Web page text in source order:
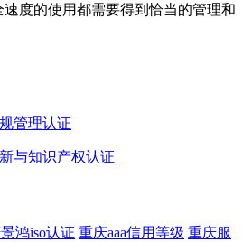
度的使用都需要得到恰当的管理和
管理认证
与知识产权认证
鸿iso认证 重庆aaa信用等级 重庆服